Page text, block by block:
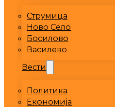
Струмица
Ново Село
Босилово
Василево
Вести
Политика
Економија